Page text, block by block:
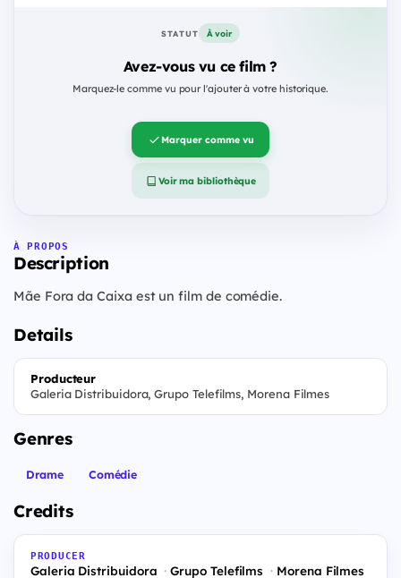
STATUT À voir
Avez-vous vu ce film ?
Marquez-le comme vu pour l'ajouter à votre historique.
Marquer comme vu
Voir ma bibliothèque
À PROPOS
Description
Mãe Fora da Caixa est un film de comédie.
Details
Producteur
Galeria Distribuidora, Grupo Telefilms, Morena Filmes
Genres
Drame Comédie
Credits
PRODUCER
Galeria Distribuidora Grupo Telefilms Morena Filmes